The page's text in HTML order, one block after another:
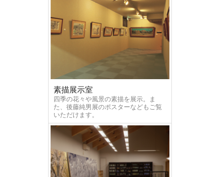
素描展示室
四季の花々や風景の素描を展示。ま
た、後藤純男展のポスターなどもご覧
いただけます。